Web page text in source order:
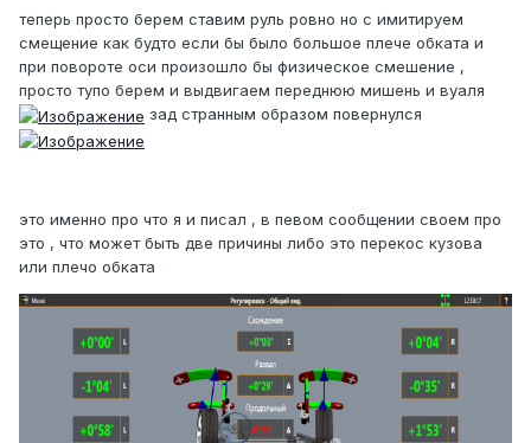
теперь просто берем ставим руль ровно но с имитируем
смещение как будто если бы было большое плече обката и
при повороте оси произошло бы физическое смешение ,
просто тупо берем и выдвигаем переднюю мишень и вуаля
зад странным образом повернулся
это именно про что я и писал , в певом сообщении своем про
это , что может быть две причины либо это перекос кузова
или плечо обката